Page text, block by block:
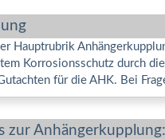
Hauptrubrik
Korrosionsschutz durch
für die AHK. Bei
zur Anhängerkupplung: